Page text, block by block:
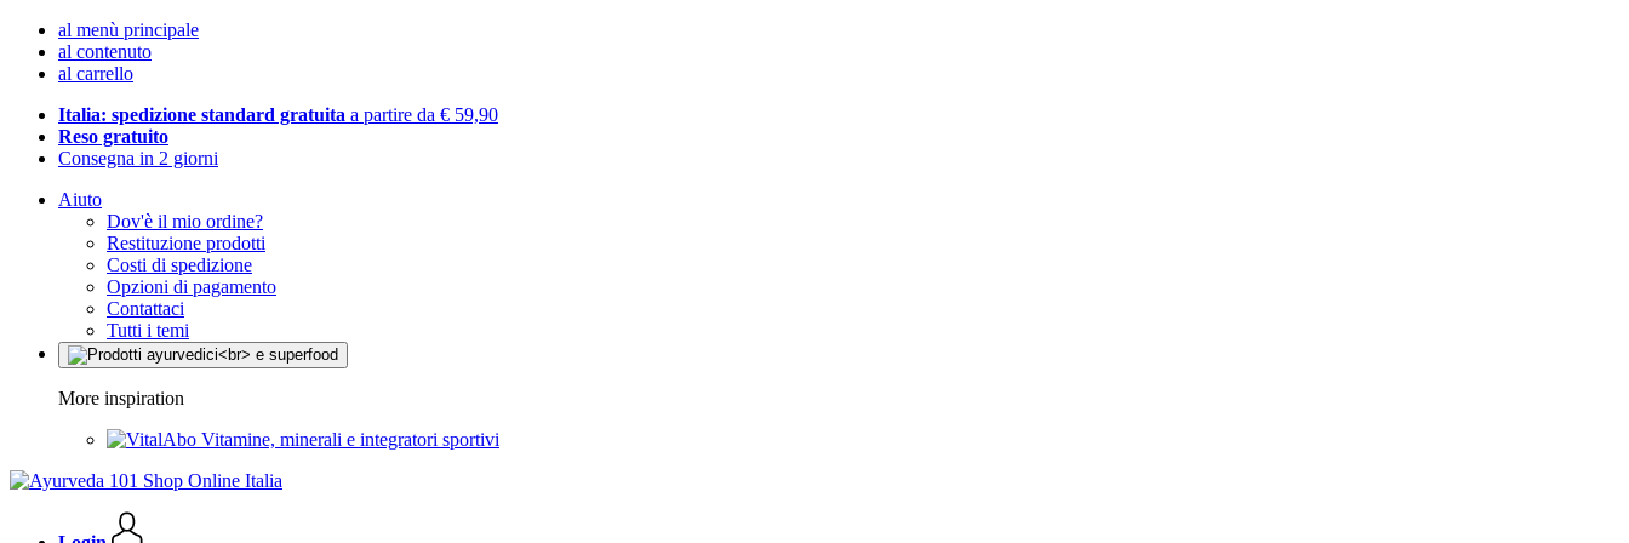
al menù principale
al contenuto
al carrello
Italia: spedizione standard gratuita a partire da € 59,90
Reso gratuito
Consegna in 2 giorni
Aiuto
Dov'è il mio ordine?
Restituzione prodotti
Costi di spedizione
Opzioni di pagamento
Contattaci
Tutti i temi
More inspiration
Vitamine, minerali e integratori sportivi